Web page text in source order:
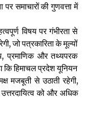
पर समाचारों की गुणवत्ता में
विषय पर गंभीरता से
जो पत्रकारिता के मूल्यों
प्रमाणिक और तथ्यपरक
कि हिमाचल प्रदेश यूनियन
मजबूती से उठाती रहेगी,
उत्तरदायित्व को और अधिक